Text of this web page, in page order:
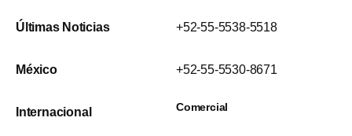
Últimas Noticias
México
Internacional
+52-55-5538-5518
+52-55-5530-8671
Comercial